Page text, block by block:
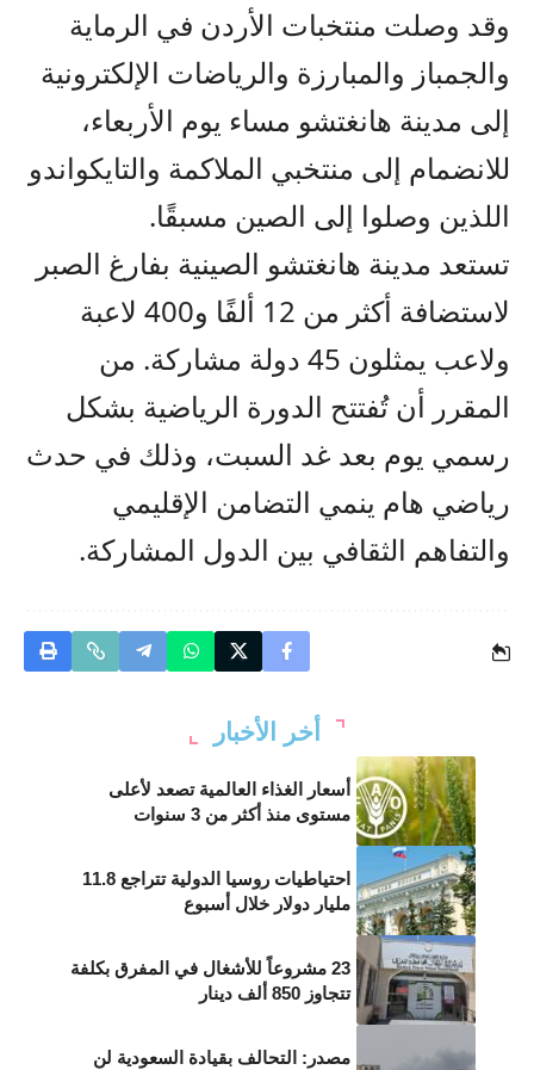
وقد وصلت منتخبات الأردن في الرماية
والجمباز والمبارزة والرياضات الإلكترونية
إلى مدينة هانغتشو مساء يوم الأربعاء،
للانضمام إلى منتخبي الملاكمة والتايكواندو
اللذين وصلوا إلى الصين مسبقًا.
تستعد مدينة هانغتشو الصينية بفارغ الصبر
لاستضافة أكثر من 12 ألفًا و400 لاعبة
ولاعب يمثلون 45 دولة مشاركة. من
المقرر أن تُفتتح الدورة الرياضية بشكل
رسمي يوم بعد غد السبت، وذلك في حدث
رياضي هام ينمي التضامن الإقليمي
والتفاهم الثقافي بين الدول المشاركة.
أخر الأخبار
أسعار الغذاء العالمية تصعد لأعلى
مستوى منذ أكثر من 3 سنوات
احتياطيات روسيا الدولية تتراجع 11.8
مليار دولار خلال أسبوع
23 مشروعاً للأشغال في المفرق بكلفة
تتجاوز 850 ألف دينار
مصدر: التحالف بقيادة السعودية لن